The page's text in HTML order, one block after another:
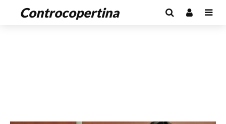
Controcopertina